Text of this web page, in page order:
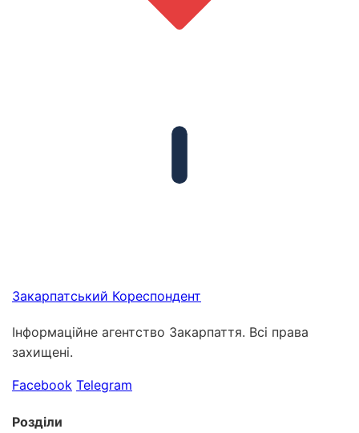
Закарпатський Кореспондент
Інформаційне агентство Закарпаття. Всі права
захищені.
Facebook Telegram
Розділи